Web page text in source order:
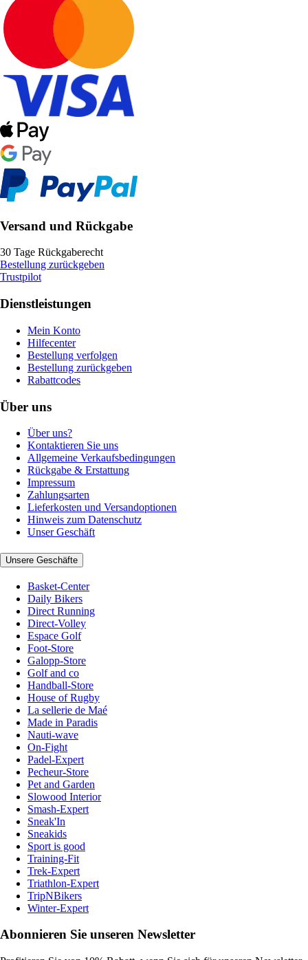
Versand und Rückgabe
30 Tage Rückgaberecht
Bestellung zurückgeben
Trustpilot
Dienstleistungen
Mein Konto
Hilfecenter
Bestellung verfolgen
Bestellung zurückgeben
Rabattcodes
Über uns
Über uns?
Kontaktieren Sie uns
Allgemeine Verkaufsbedingungen
Rückgabe & Erstattung
Impressum
Zahlungsarten
Lieferkosten und Versandoptionen
Hinweis zum Datenschutz
Unser Geschäft
Unsere Geschäfte
Basket-Center
Daily Bikers
Direct Running
Direct-Volley
Espace Golf
Foot-Store
Galopp-Store
Golf and co
Handball-Store
House of Rugby
La sellerie de Maé
Made in Paradis
Nauti-wave
On-Fight
Padel-Expert
Pecheur-Store
Pet and Garden
Slowood Interior
Smash-Expert
Sneak'In
Sneakids
Sport is good
Training-Fit
Trek-Expert
Triathlon-Expert
TripNBikers
Winter-Expert
Abonnieren Sie unseren Newsletter